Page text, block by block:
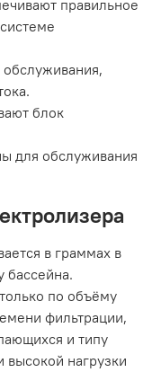
правильное
блок
для обслуживания
в граммах в
бассейна.
по объёму
фильтрации,
и типу
высокой нагрузки